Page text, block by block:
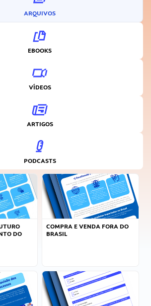
ARQUIVOS
EBOOKS
VÍDEOS
ARTIGOS
PODCASTS
DO
COMPRA E VENDA FORA DO
BRASIL